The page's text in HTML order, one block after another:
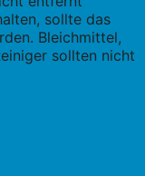
sollte das
Bleichmittel,
sollten nicht